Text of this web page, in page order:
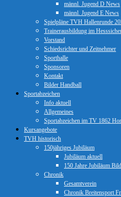
männl. Jugend D News
männl. Jugend E News
Spielpläne TVH Hallenrunde
Trainerausbildung im
Vorstand
Schiedsrichter und Zeitnehmer
Sporthalle
Sponsoren
Kontakt
Bilder Handball
Sportabzeichen
Info aktuell
Allgemeines
Sportabzeichen im TV 1862
Kursangebote
TVH historisch
150jähriges Jubiläum
Jubiläum aktuell
150 Jahre Jubiläum
Chronik
Gesamtverein
Chronik Breitensport